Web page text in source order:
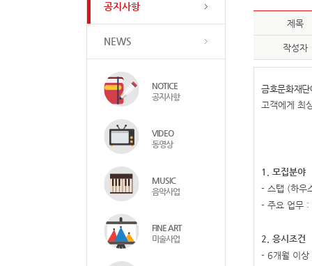
공지사항
NEWS
NOTICE
공지사항
VIDEO
동영상
MUSIC
음악사업
FINE ART
미술사업
제목
작성자
금호문화재
고객에게 최
1. 모집분야
- 스탭 (하우
- 주요 업무 :
2. 응시조건
- 6개월 이